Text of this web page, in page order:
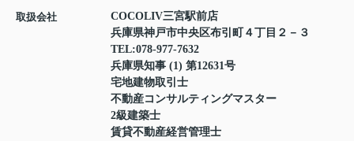
取扱会社
COCOLIV三宮駅前店
兵庫県神戸市中央区布引町４丁目２－３
TEL:078-977-7632
兵庫県知事 (1) 第12631号
宅地建物取引士
不動産コンサルティングマスター
2級建築士
賃貸不動産経営管理士